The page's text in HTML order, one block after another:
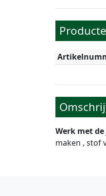
Werk met
maken , stof